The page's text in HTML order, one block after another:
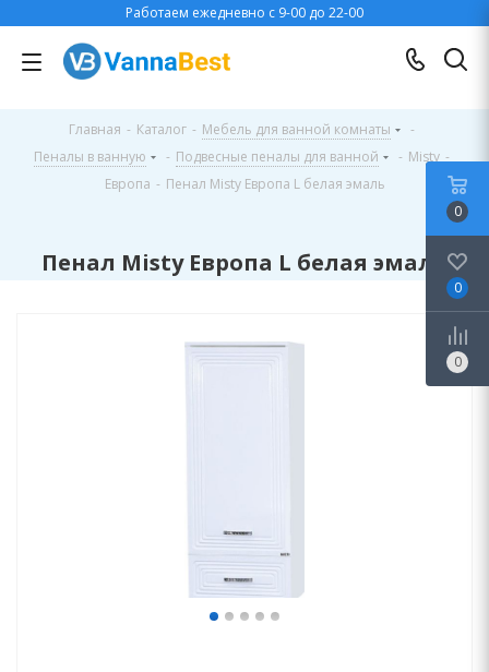
Работаем ежедневно с 9-00 до 22-00
Главная - Каталог - Мебель для ванной комнаты
-
Пеналы в ванную
- Подвесные пеналы для ванной - Misty -
Европа - Пенал Misty Европа L белая эмаль
Пенал Misty Европа L белая эмаль
0
0
0